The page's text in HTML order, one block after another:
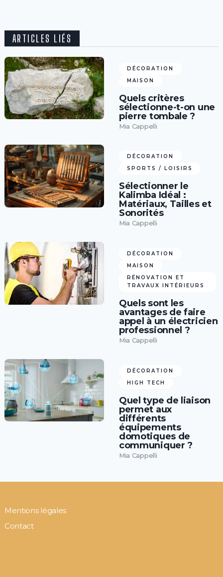
ARTICLES LIÉS
DÉCORATION
MAISON
Quels critères
sélectionne-t-on une
pierre tombale ?
Mia Cappelli
DÉCORATION
SPORTS / LOISIRS
Sélectionner le
Kalimba Idéal :
Matériaux, Tailles et
Sonorités
Mia Cappelli
DÉCORATION
MAISON
RÉNOVATION ET
TRAVAUX INTÉRIEURS
Quels sont les
avantages de faire
appel à un électricien
professionnel ?
Mia Cappelli
DÉCORATION
HIGH TECH
Quel type de liaison
permet aux
différents
équipements
domotiques de
communiquer ?
Mia Cappelli
Mentions légales
Contact